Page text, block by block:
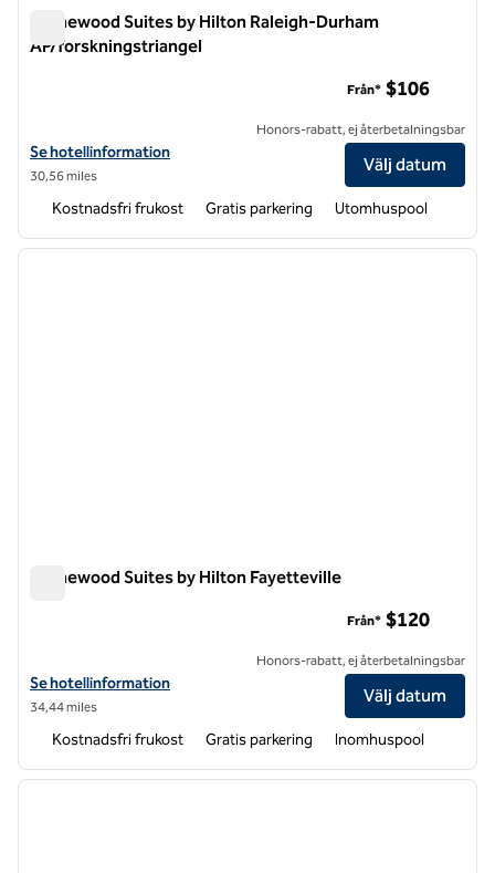
Homewood Suites by Hilton Raleigh-Durham
AP/forskningstriangel
Visa hotelluppgifter för Homewood Suites by Hilton Raleigh-
Se hotellinformation
30,56 miles
Från* $106
Honors-rabatt, ej återbetalningsbar
Välj datum
Kostnadsfri frukost Gratis parkering Utomhuspool
1 av 12
nästa
Homewood Suites by Hilton Fayetteville
Visa hotelluppgifter för Homewood Suites by Hilton Fayetteville
Se hotellinformation
34,44 miles
Från* $120
Honors-rabatt, ej återbetalningsbar
Välj datum
Kostnadsfri frukost Gratis parkering Inomhuspool
1 av 12
nästa